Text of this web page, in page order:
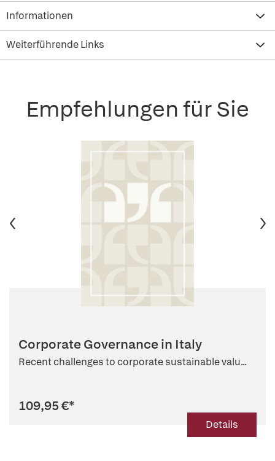
Informationen
Weiterführende Links
Empfehlungen für Sie
Corporate Governance in Italy
Recent challenges to corporate sustainable valu...
109,95 €*
Details